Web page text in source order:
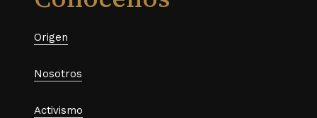
Origen
Nosotros
Activismo